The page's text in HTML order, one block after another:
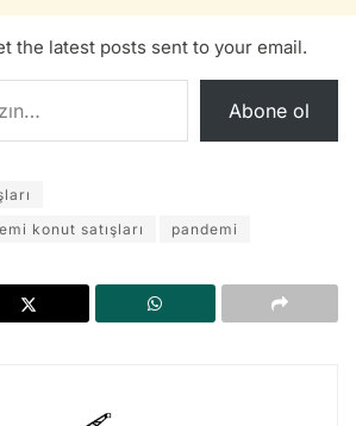
the latest posts sent to your email.
Abone ol
konut satışları
pandemi